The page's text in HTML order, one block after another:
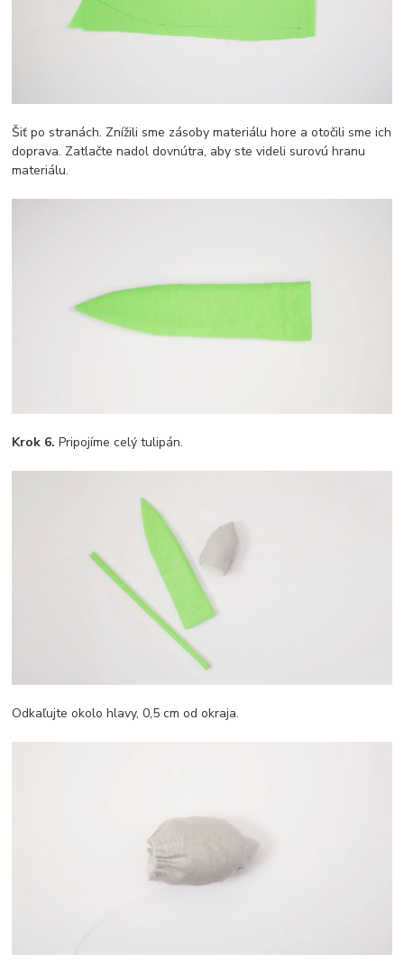
Šiť po stranách. Znížili sme zásoby materiálu hore a otočili sme ich
doprava. Zatlačte nadol dovnútra, aby ste videli surovú hranu
materiálu.
Krok 6.Pripojíme celý tulipán.
Odkaľujte okolo hlavy, 0,5 cm od okraja.